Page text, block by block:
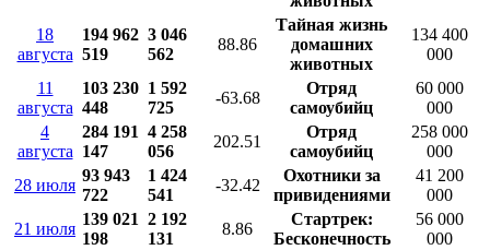
18
августа
194 962
519
3 046
562
88.86
Тайная жизнь
домашних
животных
134 400
000
11
августа
103 230
448
1 592
725
-63.68
Отряд
самоубийц
60 000
000
4
августа
284 191
147
4 258
056
202.51
Отряд
самоубийц
258 000
000
28 июля
93 943
722
1 424
541
-32.42
Охотники за
привидениями
41 200
000
21 июля
139 021
198
2 192
131
8.86
Стартрек:
Бесконечность
56 000
000